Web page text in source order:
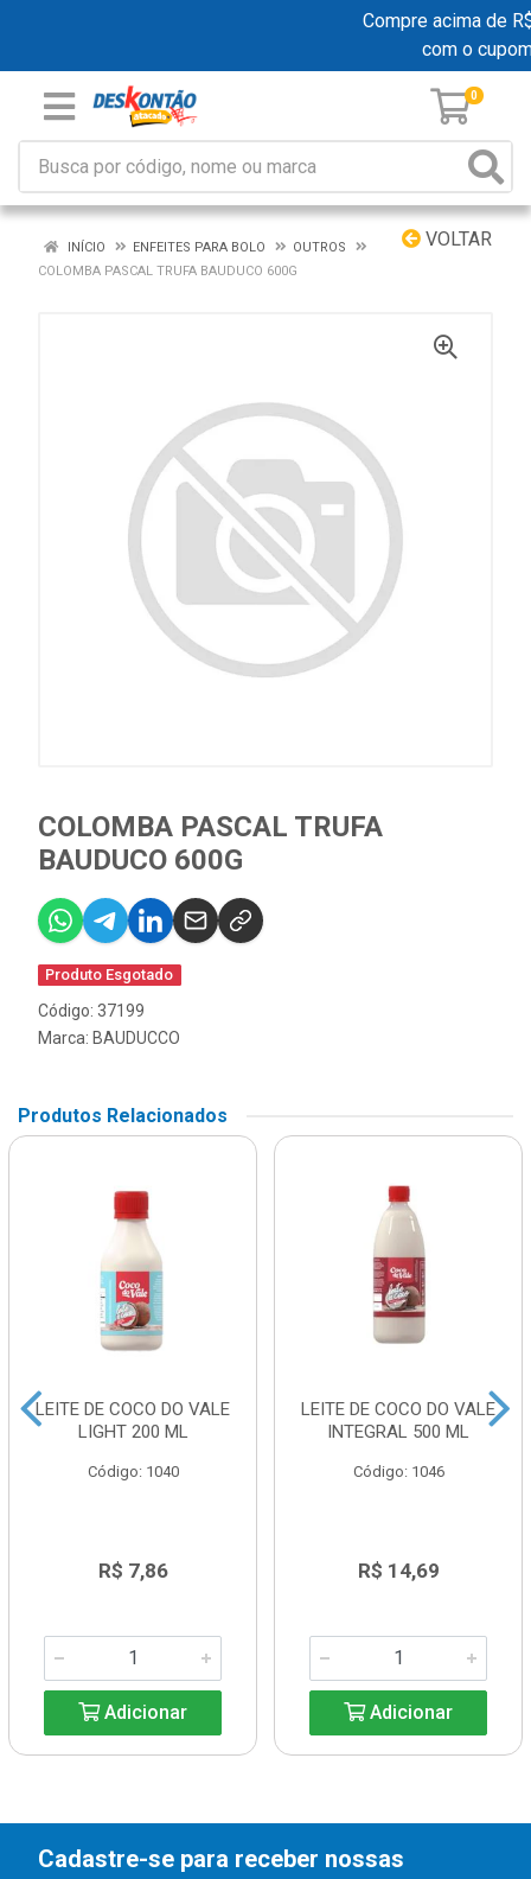
Compre acima de
com o
0
VOLTAR
INÍCIO ENFEITES PARA BOLO
OUTROS
COLOMBA PASCAL TRUFA BAUDUCO 600G
COLOMBA PASCAL TRUFA
BAUDUCO 600G
Produto Esgotado
Código: 37199
Marca: BAUDUCCO
Produtos Relacionados
LEITE DE COCO DO VALE
LIGHT 200 ML
Código: 1040
R$ 7,86
Adicionar
LEITE DE COCO DO VALE
INTEGRAL 500 ML
Código: 1046
R$ 14,69
Adicionar
Cadastre-se para receber nossas